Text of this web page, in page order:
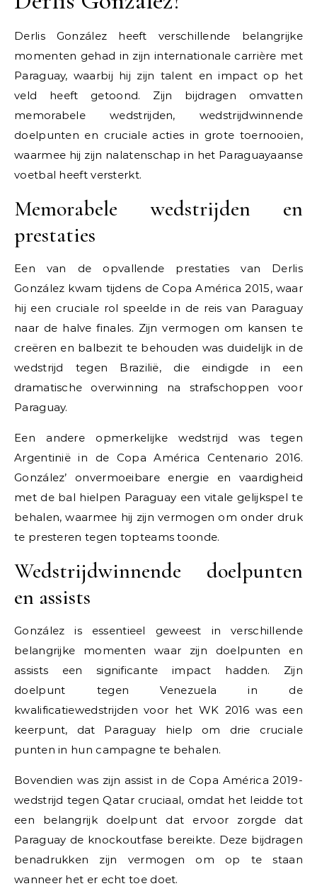
Derlis González heeft verschillende belangrijke
momenten gehad in zijn internationale carrière met
Paraguay, waarbij hij zijn talent en impact op het
veld heeft getoond. Zijn bijdragen omvatten
memorabele wedstrijden, wedstrijdwinnende
doelpunten en cruciale acties in grote toernooien,
waarmee hij zijn nalatenschap in het Paraguayaanse
voetbal heeft versterkt.
Memorabele wedstrijden en
prestaties
Een van de opvallende prestaties van Derlis
González kwam tijdens de Copa América 2015, waar
hij een cruciale rol speelde in de reis van Paraguay
naar de halve finales. Zijn vermogen om kansen te
creëren en balbezit te behouden was duidelijk in de
wedstrijd tegen Brazilië, die eindigde in een
dramatische overwinning na strafschoppen voor
Paraguay.
Een andere opmerkelijke wedstrijd was tegen
Argentinië in de Copa América Centenario 2016.
González’ onvermoeibare energie en vaardigheid
met de bal hielpen Paraguay een vitale gelijkspel te
behalen, waarmee hij zijn vermogen om onder druk
te presteren tegen topteams toonde.
Wedstrijdwinnende doelpunten
en assists
González is essentieel geweest in verschillende
belangrijke momenten waar zijn doelpunten en
assists een significante impact hadden. Zijn
doelpunt tegen Venezuela in de
kwalificatiewedstrijden voor het WK 2016 was een
keerpunt, dat Paraguay hielp om drie cruciale
punten in hun campagne te behalen.
Bovendien was zijn assist in de Copa América 2019-
wedstrijd tegen Qatar cruciaal, omdat het leidde tot
een belangrijk doelpunt dat ervoor zorgde dat
Paraguay de knockoutfase bereikte. Deze bijdragen
benadrukken zijn vermogen om op te staan
wanneer het er echt toe doet.